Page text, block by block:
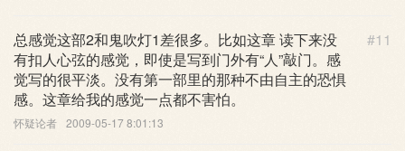
#11
总感觉这部2和鬼吹灯1差很多。比如这章 读下来没
有扣人心弦的感觉，即使是写到门外有“人”敲门。感
觉写的很平淡。没有第一部里的那种不由自主的恐惧
感。这章给我的感觉一点都不害怕。
怀疑论者 2009-05-17 8:01:13